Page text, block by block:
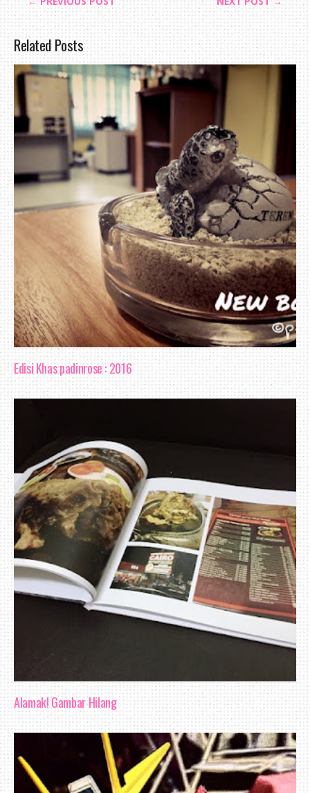
Related Posts
Edisi Khas padinrose : 2016
Alamak! Gambar Hilang